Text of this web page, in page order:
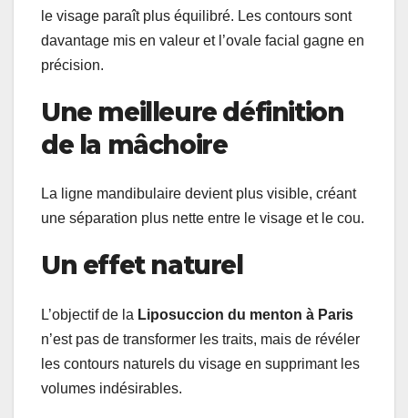
le visage paraît plus équilibré. Les contours sont
davantage mis en valeur et l’ovale facial gagne en
précision.
Une meilleure définition
de la mâchoire
La ligne mandibulaire devient plus visible, créant
une séparation plus nette entre le visage et le cou.
Un effet naturel
L’objectif de la Liposuccion du menton à Paris
n’est pas de transformer les traits, mais de révéler
les contours naturels du visage en supprimant les
volumes indésirables.